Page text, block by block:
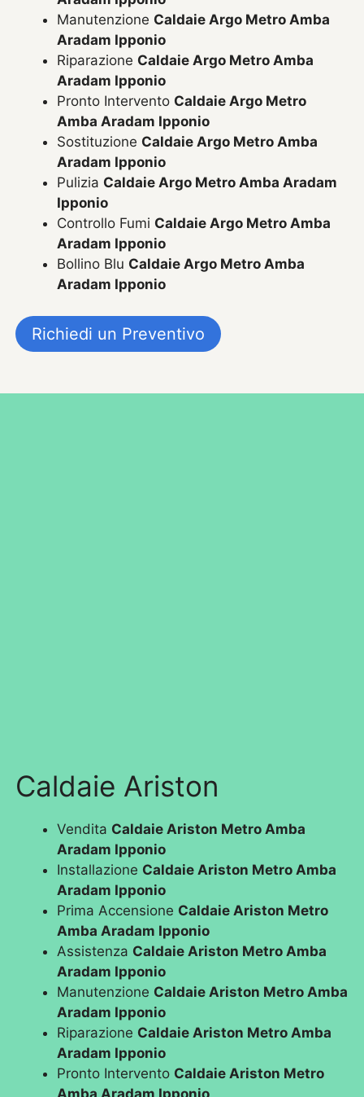
Manutenzione Caldaie Argo Metro Amba
Aradam Ipponio
Riparazione Caldaie Argo Metro Amba
Aradam Ipponio
Pronto Intervento Caldaie Argo Metro
Amba Aradam Ipponio
Sostituzione Caldaie Argo Metro Amba
Aradam Ipponio
Pulizia Caldaie Argo Metro Amba Aradam
Ipponio
Controllo Fumi Caldaie Argo Metro Amba
Aradam Ipponio
Bollino Blu Caldaie Argo Metro Amba
Aradam Ipponio
Richiedi un Preventivo
Caldaie Ariston
Vendita Caldaie Ariston Metro Amba
Aradam Ipponio
Installazione Caldaie Ariston Metro Amba
Aradam Ipponio
Prima Accensione Caldaie Ariston Metro
Amba Aradam Ipponio
Assistenza Caldaie Ariston Metro Amba
Aradam Ipponio
Manutenzione Caldaie Ariston Metro Amba
Aradam Ipponio
Riparazione Caldaie Ariston Metro Amba
Aradam Ipponio
Pronto Intervento Caldaie Ariston Metro
Amba Aradam Ipponio